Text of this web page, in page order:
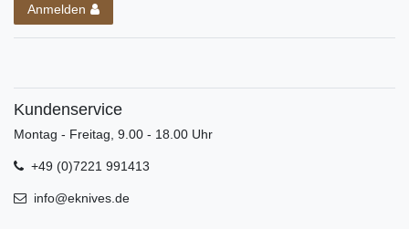
Anmelden
Kundenservice
Montag - Freitag, 9.00 - 18.00 Uhr
+49 (0)7221 991413
info@eknives.de